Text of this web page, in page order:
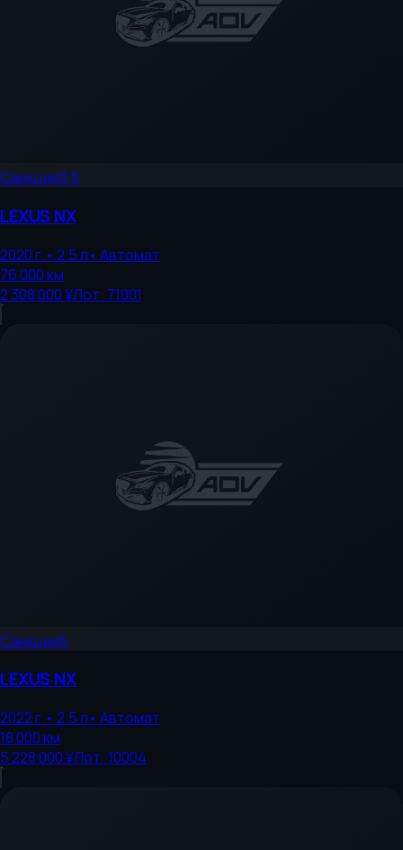
Санкции3.5
LEXUSNX
2020г.• 2.5л• Автомат
76 000км
2 308 000 ¥Лот: 71001
Санкции5
LEXUSNX
2022г.• 2.5л• Автомат
18 000км
5 228 000 ¥Лот: 10004